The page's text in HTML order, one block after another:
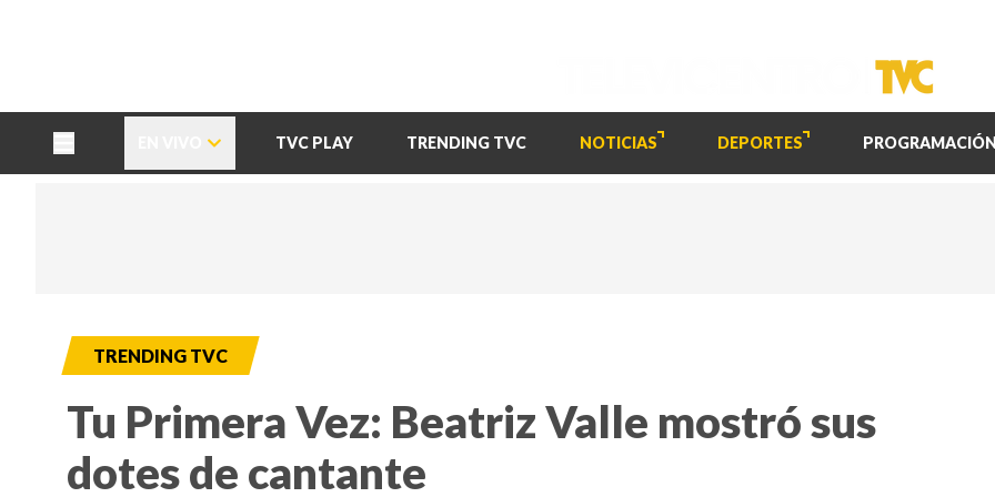
TVC PLAY TRENDING TVC NOTICIAS DEPORTES PROGRAMACIÓN
TRENDING TVC
Tu Primera Vez: Beatriz Valle mostró sus
dotes de cantante